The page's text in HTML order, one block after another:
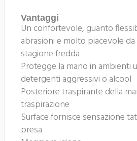
Vantaggi
Un confortevole, guanto
abrasioni e molto piacevole
stagione fredda
Protegge la mano in ambienti
detergenti aggressivi o alcool
Posteriore traspirante della
traspirazione
Surface fornisce sensazione
presa